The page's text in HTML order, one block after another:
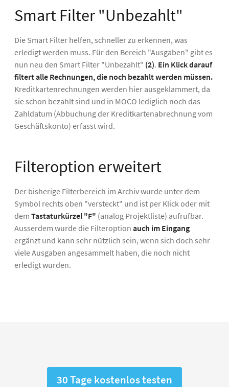
Smart Filter "Unbezahlt"
Die Smart Filter helfen, schneller zu erkennen, was
erledigt werden muss. Für den Bereich "Ausgaben" gibt es
nun neu den Smart Filter "Unbezahlt" (2). Ein Klick darauf
filtert alle Rechnungen, die noch bezahlt werden müssen.
Kreditkartenrechnungen werden hier ausgeklammert, da
sie schon bezahlt sind und in MOCO lediglich noch das
Zahldatum (Abbuchung der Kreditkartenabrechnung vom
Geschäftskonto) erfasst wird.
Filteroption erweitert
Der bisherige Filterbereich im Archiv wurde unter dem
Symbol rechts oben "versteckt" und ist per Klick oder mit
dem Tastaturkürzel "F" (analog Projektliste) aufrufbar.
Ausserdem wurde die Filteroption auch im Eingang
ergänzt und kann sehr nützlich sein, wenn sich doch sehr
viele Ausgaben angesammelt haben, die noch nicht
erledigt wurden.
30 Tage kostenlos testen